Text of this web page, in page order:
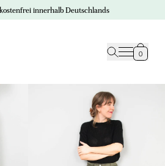
innerhalb Deutschlands
0